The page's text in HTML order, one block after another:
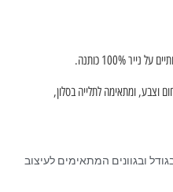
100% כותנה.
וצבע, ומתאימה לתלייה בסלון,
ובגוונים המתאימים לעיצוב